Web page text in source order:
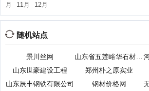
月
11月 12月
随机站点
景川丝网 山东省五莲峪华石材公司
山东世豪建设工程
郑州朴之原实业
山东辰丰钢铁有限公司
钢材价格网